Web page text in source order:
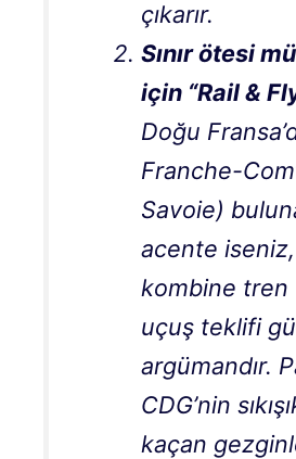
çıkarır.
Sınır ötesi
için “Rail &
Doğu
Franche-
Savoie)
acente
kombine tren
uçuş teklifi
argümandır.
CDG’nin
kaçan